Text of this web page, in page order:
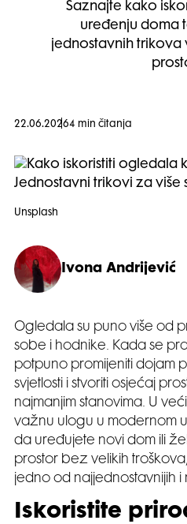
Saznajte kako
uređenju doma
jednostavnih
22.06.20264 min čitanja
Unsplash
Ivona Andrijević
Ogledala su puno više od
sobe i hodnike. Kada se
potpuno promijeniti dojam
svjetlosti i stvoriti osjećaj
najmanjim stanovima. U
važnu ulogu u modernom
da uređujete novi dom ili
prostor bez velikih
jedno od najjednostavnijih i
Iskoristite